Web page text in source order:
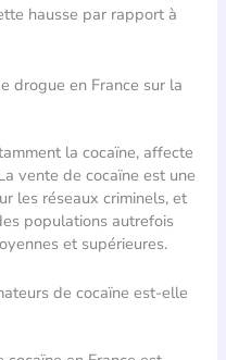
hausse par rapport à
drogue en France sur la
la cocaïne, affecte
vente de cocaïne est une
les réseaux criminels, et
populations autrefois
et supérieures.
de cocaïne est-elle